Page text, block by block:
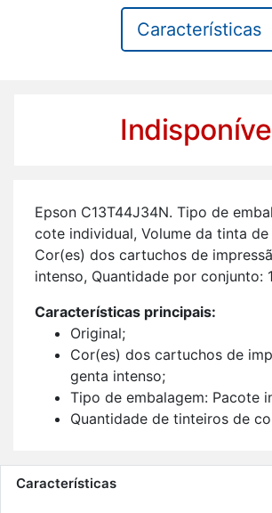
Características
Epson C13T44J34N. Tipo de
cote in­di­vi­dual, Vo­lume da tinta
Cor(es) dos car­tu­chos de
in­tenso, Quan­ti­dade por con­junto:
Ca­rac­te­rís­ticas prin­ci­pais:
Ori­ginal;
Cor(es) dos car­tu­chos de
genta in­tenso;
Tipo de em­ba­lagem: Pa­cote
Quan­ti­dade de tin­teiros de
1 uni­dade(s).
Características